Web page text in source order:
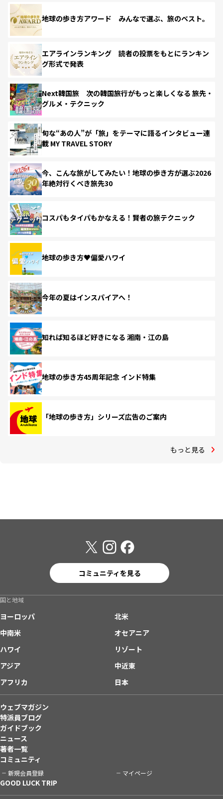
地球の歩き方アワード みんなで選ぶ、旅のベスト。
エアラインランキング 読者の投票をもとにランキン
グ形式で発表
Next韓国旅 次の韓国旅行がもっと楽しくなる 旅先・
グルメ・テクニック
旬な“あの人”が「旅」をテーマに語るインタビュー連
載 MY TRAVEL STORY
今、こんな旅がしてみたい！地球の歩き方が選ぶ2026
年絶対行くべき旅先30
コスパもタイパもかなえる！賢者の旅テクニック
地球の歩き方♥偏愛ハワイ
今年の夏はインスパイアへ！
知れば知るほど好きになる 湘南・江の島
地球の歩き方45周年記念 インド特集
「地球の歩き方」シリーズ広告のご案内
もっと見る
コミュニティを見る
国と地域
ヨーロッパ
北米
中南米
オセアニア
ハワイ
リゾート
アジア
中近東
アフリカ
日本
ウェブマガジン
特派員ブログ
ガイドブック
ニュース
著者一覧
コミュニティ
新規会員登録 マイページ
GOOD LUCK TRIP